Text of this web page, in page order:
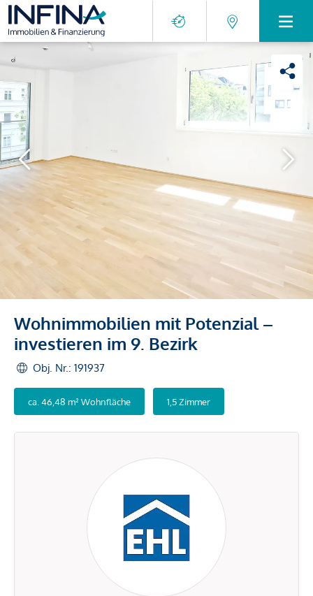
Wohnimmobilien mit Potenzial –
investieren im 9. Bezirk
Obj. Nr.: 191937
ca. 46,48 m² Wohnfläche 1,5 Zimmer